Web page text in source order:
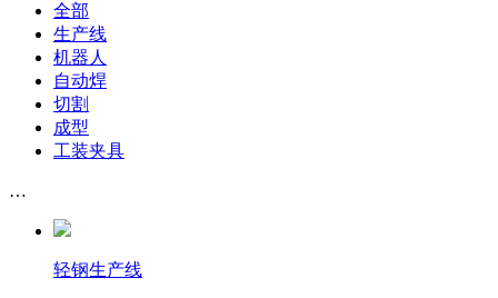
全部
生产线
机器人
自动焊
切割
成型
工装夹具
…
轻钢生产线